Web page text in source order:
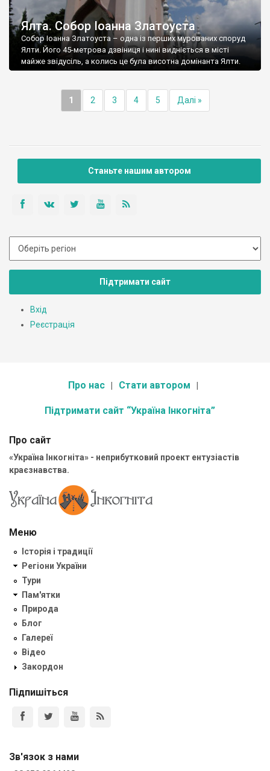
Ялта. Собор Іоанна Златоуста
Собор Іоанна Златоуста – одна із перших мурованих споруд
Ялти. Його 45-метрова дзвіниця і нині видніється в місті
майже звідусіль, а колись це була висотна домінанта Ялти.
1 2 3 4 5 Далі »
Станьте нашим автором
Підтримати сайт
Вхід
Реєстрація
Про нас Стати автором
Підтримати сайт “Україна Інкогніта”
Про сайт
«Україна Інкогніта» - неприбутковий проект ентузіастів
краєзнавства.
Меню
Історія і традиції
Регіони України
Тури
Пам'ятки
Природа
Блог
Галереї
Відео
Закордон
Підпишіться
Зв'язок з нами